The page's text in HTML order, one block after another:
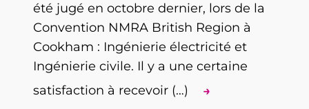
été jugé en octobre dernier, lors de la
Convention NMRA British Region à
Cookham : Ingénierie électricité et
Ingénierie civile. Il y a une certaine
satisfaction à recevoir (…)
→